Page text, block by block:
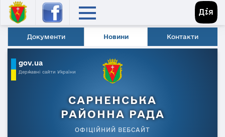
Документи Новини Контакти
gov.ua
Державні сайти України
САРНЕНСЬКА
РАЙОННА РАДА
ОФІЦІЙНИЙ ВЕБСАЙТ